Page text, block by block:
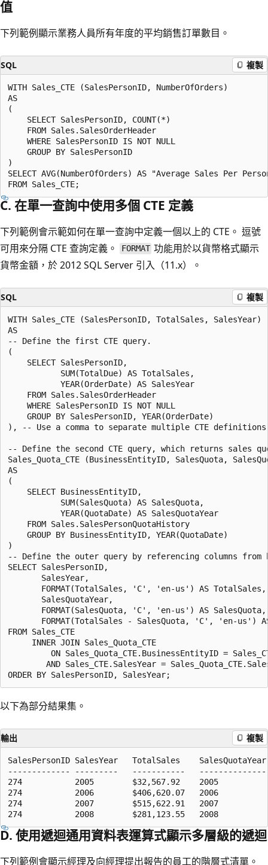
值
下列範例顯示業務人員所有年度的平均銷售訂單數目。
SQL 複製
WITH Sales_CTE (SalesPersonID, NumberOfOrders)
AS
(
    SELECT SalesPersonID, COUNT(*)
    FROM Sales.SalesOrderHeader
    WHERE SalesPersonID IS NOT NULL
    GROUP BY SalesPersonID
)
SELECT AVG(NumberOfOrders) AS "Average Sales Per
C. 在單一查詢中使用多個 CTE 定義
下列範例會示範如何在單一查詢中定義一個以上的 CTE。 逗號
可用來分隔 CTE 查詢定義。
FORMAT 功能用於以貨幣格式顯示
貨幣金額，於 2012 SQL Server 引入（11.x）。
SQL 複製
WITH Sales_CTE (SalesPersonID, TotalSales, SalesYear)
AS
-- Define the first CTE query.
(
    SELECT SalesPersonID,
           SUM(TotalDue) AS TotalSales,
           YEAR(OrderDate) AS SalesYear
    FROM Sales.SalesOrderHeader
    WHERE SalesPersonID IS NOT NULL
    GROUP BY SalesPersonID, YEAR(OrderDate)
), -- Use a comma to separate multiple CTE
-- Define the second CTE query, which returns sales
Sales_Quota_CTE (BusinessEntityID, SalesQuota,
AS
(
    SELECT BusinessEntityID,
           SUM(SalesQuota) AS SalesQuota,
           YEAR(QuotaDate) AS SalesQuotaYear
    FROM Sales.SalesPersonQuotaHistory
    GROUP BY BusinessEntityID, YEAR(QuotaDate)
)
-- Define the outer query by referencing columns from
SELECT SalesPersonID,
       SalesYear,
       FORMAT(TotalSales, 'C', 'en-us') AS TotalSales,
       SalesQuotaYear,
       FORMAT(SalesQuota, 'C', 'en-us') AS SalesQuota,
FORMAT(TotalSales - SalesQuota, 'C', 'en-us')
FROM Sales_CTE
     INNER JOIN Sales_Quota_CTE
ON Sales_Quota_CTE.BusinessEntityID =
AND Sales_CTE.SalesYear =
以下為部分結果集。
輸出 複製
SalesPersonID SalesYear   TotalSales    SalesQuotaYear
------------- ---------   -----------
274           2005        $32,567.92    2005
274           2006        $406,620.07   2006
274           2007        $515,622.91   2007
D. 使用遞迴通用資料表運算式顯示多層級的遞迴
下列範例會顯示經理及向經理提出報告的員工的階層式清單。